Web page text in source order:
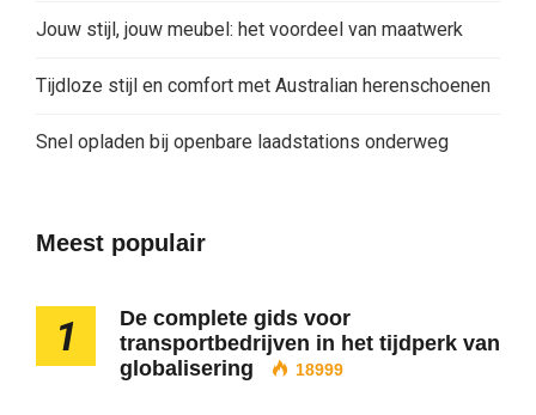
Jouw stijl, jouw meubel: het voordeel van maatwerk
Tijdloze stijl en comfort met Australian herenschoenen
Snel opladen bij openbare laadstations onderweg
Meest populair
1
De complete gids voor
transportbedrijven in het tijdperk van
globalisering
18999